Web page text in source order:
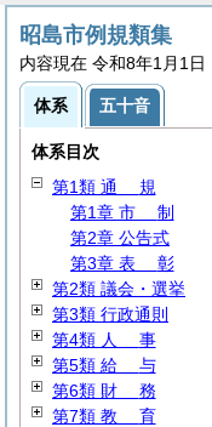
昭島市例規類集
内容現在 令和8年1月1日
体系 五十音
体系目次
第1類 通 規
第1章 市 制
第2章 公告式
第3章 表 彰
第2類 議会・選挙
第3類 行政通則
第4類 人 事
第5類 給 与
第6類 財 務
第7類 教 育